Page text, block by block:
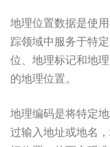
地理位置数据是使
踪领域中服务于特
位、地理标记和地
的地理位置。
地理编码是将特定
过输入地址或地名